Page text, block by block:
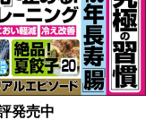
発売中